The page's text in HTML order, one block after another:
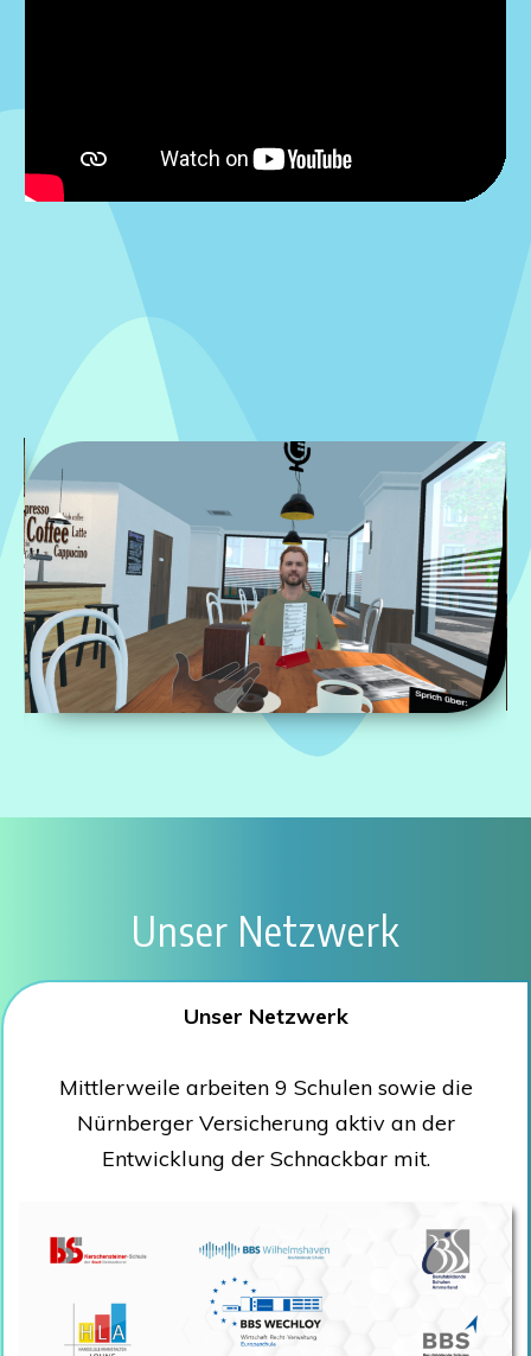
Unser Netzwerk
Unser Netzwerk
Mittlerweile arbeiten 9 Schulen sowie die
Nürnberger Versicherung aktiv an der
Entwicklung der Schnackbar mit.